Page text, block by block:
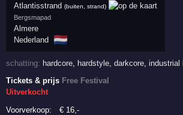
Atlantisstrand (buiten, strand)
Bergsmapad
Almere
Nederland
🇳🇱
schatting: hardcore, hardstyle,darkcore,industrial
Tickets & prijs Free Festival
Uitverkocht
Voorverkoop:
€ 16 ,-